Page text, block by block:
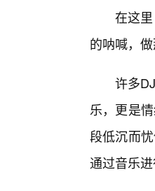
在这
的呐喊，
许多
乐，更是
段低沉而
通过音乐